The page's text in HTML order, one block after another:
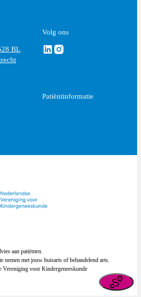
BL
Volg ons
Volg ons via Linkedin
Volg ons via Instagram
Patiëntinformatie
aan patiënten.
nemen met jouw huisarts of behandelend arts.
voor Kindergeneeskunde